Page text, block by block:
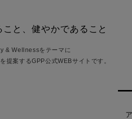
こと、健やかであること
& Wellnessをテーマに
提案するGPP公式WEBサイトです。